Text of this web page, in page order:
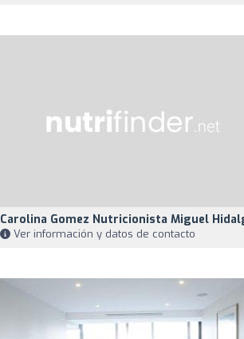
Carolina Gomez Nutricionista Miguel
Ver información y datos de contacto